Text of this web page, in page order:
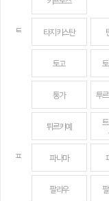
ㅌ 타지키스탄
토고
통가 투
튀르키예
ㅍ 파나마
팔라우